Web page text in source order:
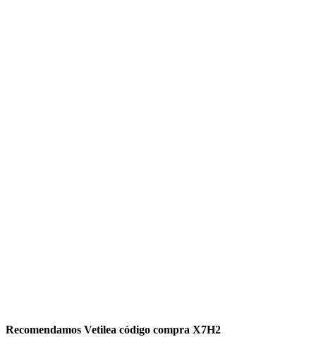
Recomendamos Vetilea código compra X7H2